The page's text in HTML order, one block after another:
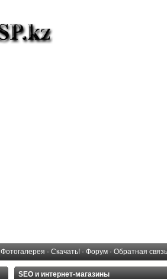
Фотогалерея · Скачать! · Форум · Обратная связь
SEO и интернет-магазины